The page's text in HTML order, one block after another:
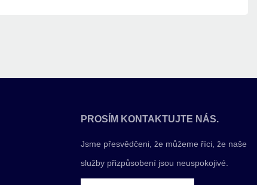
PROSÍM KONTAKTUJTE NÁS.
Jsme přesvědčeni, že můžeme říci, že naše
služby přizpůsobení jsou neuspokojivé.